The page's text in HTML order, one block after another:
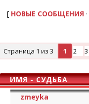
[ НОВЫЕ СООБЩЕНИЯ ·
Страница 1 из 3 1 2 3
ИМЯ - СУДЬБА
zmeyka